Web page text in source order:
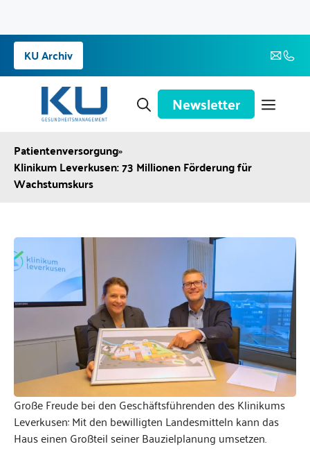
Zum
Inhalt
springen
KU Archiv
Newsletter
Patientenversorgung»
Klinikum Leverkusen: 73 Millionen Förderung für
Wachstumskurs
Große Freude bei den Geschäftsführenden des Klinikums
Leverkusen: Mit den bewilligten Landesmitteln kann das
Haus einen Großteil seiner Bauzielplanung umsetzen.